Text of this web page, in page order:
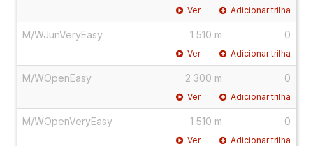
Ver Adicionar trilha
M/WJunVeryEasy 1 510 m 0
Ver Adicionar trilha
M/WOpenEasy 2 300 m 0
Ver Adicionar trilha
M/WOpenVeryEasy 1 510 m 0
Ver Adicionar trilha